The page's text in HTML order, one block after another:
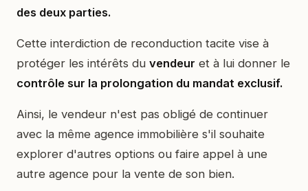
des deux parties.
Cette interdiction de reconduction tacite vise à
protéger les intérêts du vendeur et à lui donner le
contrôle sur la prolongation du mandat exclusif.
Ainsi, le vendeur n'est pas obligé de continuer
avec la même agence immobilière s'il souhaite
explorer d'autres options ou faire appel à une
autre agence pour la vente de son bien.